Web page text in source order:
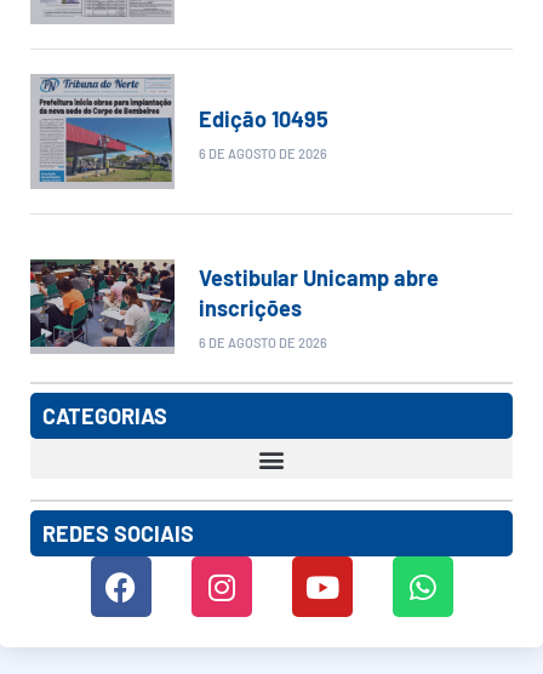
Edição 10495
6 DE AGOSTO DE 2026
Vestibular Unicamp abre
inscrições
6 DE AGOSTO DE 2026
CATEGORIAS
REDES SOCIAIS